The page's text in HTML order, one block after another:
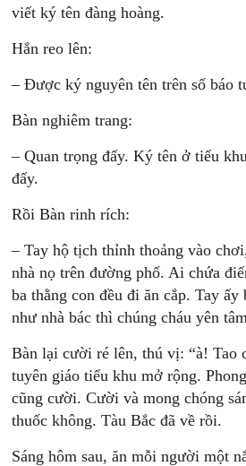
viết ký tên đàng hoàng.
Hắn reo lên:
– Được ký nguyên tên trên số báo
Bàn nghiêm trang:
– Quan trọng đấy. Ký tên ở tiểu
đấy.
Rồi Bàn rinh rích:
– Tay hộ tịch thỉnh thoảng vào
nhà nọ trên đường phố. Ai chứa
ba thằng con đều đi ăn cắp. Tay ấy
như nhà bác thì chúng cháu yên
Bàn lại cười ré lên, thú vị: “à! Tao
tuyên giáo tiểu khu mở rộng.
cũng cười. Cười và mong chóng
thuốc không. Tàu Bắc đã về rồi.
Sáng hôm sau, ăn mỗi người một